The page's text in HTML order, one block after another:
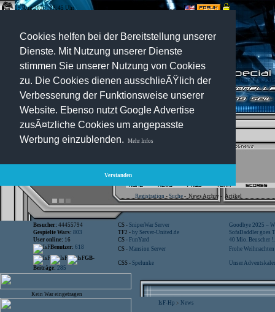
Cookies helfen bei der Bereitstellung unserer
Dienste. Mit Nutzung unserer Dienste
stimmen Sie unserer Nutzung von Cookies
zu. Die Cookies dienen ausschlieÃŸlich der
Verbesserung der Funktionsweise unserer
Website. Ebenso nutzt Google Advertise
zusÃ¤tzliche Cookies um angepasste
Werbung einzublenden.
Mehr Infos
Verstanden
09.Aug.2026 , 08:45 Uhr Optionen:
Registration - Suche - News Archiv - Artikel
Besucher: 44455794 CS - SniperWar Server
Goodbye 2025 –
Gespielte Wars: 803 TF2 - by Server-United.de
SofaDaddler goes
User online: 16 CS - FunYard
40 Mio. Beuscher
Benutzer: 618 CS - Mansion Server
Frohe
GB-
Beiträge: 285
CSS - Spelunke Unser
Kein War eingetragen
IsF-Hp > News